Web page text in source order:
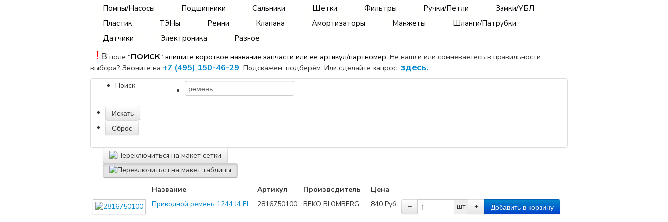
Помпы/Насосы Подшипники Сальники Щетки Фильтры Ручки/Петли
Замки/УБЛ
Пластик
ТЭНы Ремни Клапана Амортизаторы Манжеты
Шланги/Патрубки
Датчики
Электроника Разное
! В поле "ПОИСК" впишите короткое название запчасти или её артикул/партномер. Не нашли или сомневаетесь в правильности
выбора? Звоните на +7 (495) 150-46-29 Подскажем, подберём. Или сделайте запрос здесь.
Поиск
Название Артикул Производитель
Цена
Приводной ремень 1244 J4 EL
2816750100 BEKO BLOMBERG 840 Руб − шт +